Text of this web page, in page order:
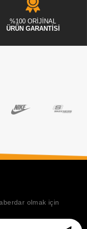
%100 ORİJİNAL
ÜRÜN GARANTİSİ
olmak için